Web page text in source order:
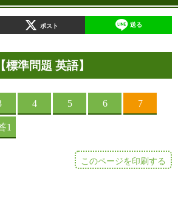
ポスト 送る
【標準問題 英語】
このページを印刷する